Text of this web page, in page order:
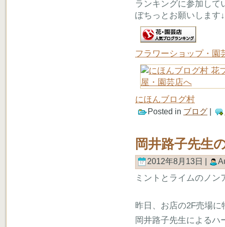
ランキングに参加して
ぽちっとお願いします↓
フラワーショップ・園
にほんブログ村
Posted in ブログ
岡井路子先生
2012年8月13日 |
ミントとライムのノン
昨日、お店の2F売場
岡井路子先生によるハ